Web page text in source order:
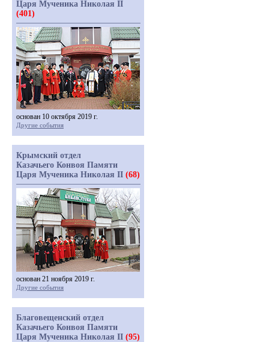
Царя Мученика Николая II
(401)
основан 10 октября 2019 г.
Другие события
Крымский отдел
Казачьего Конвоя Памяти
Царя Мученика Николая II (68)
основан 21 ноября 2019 г.
Другие события
Благовещенский отдел
Казачьего Конвоя Памяти
Царя Мученика Николая II (95)